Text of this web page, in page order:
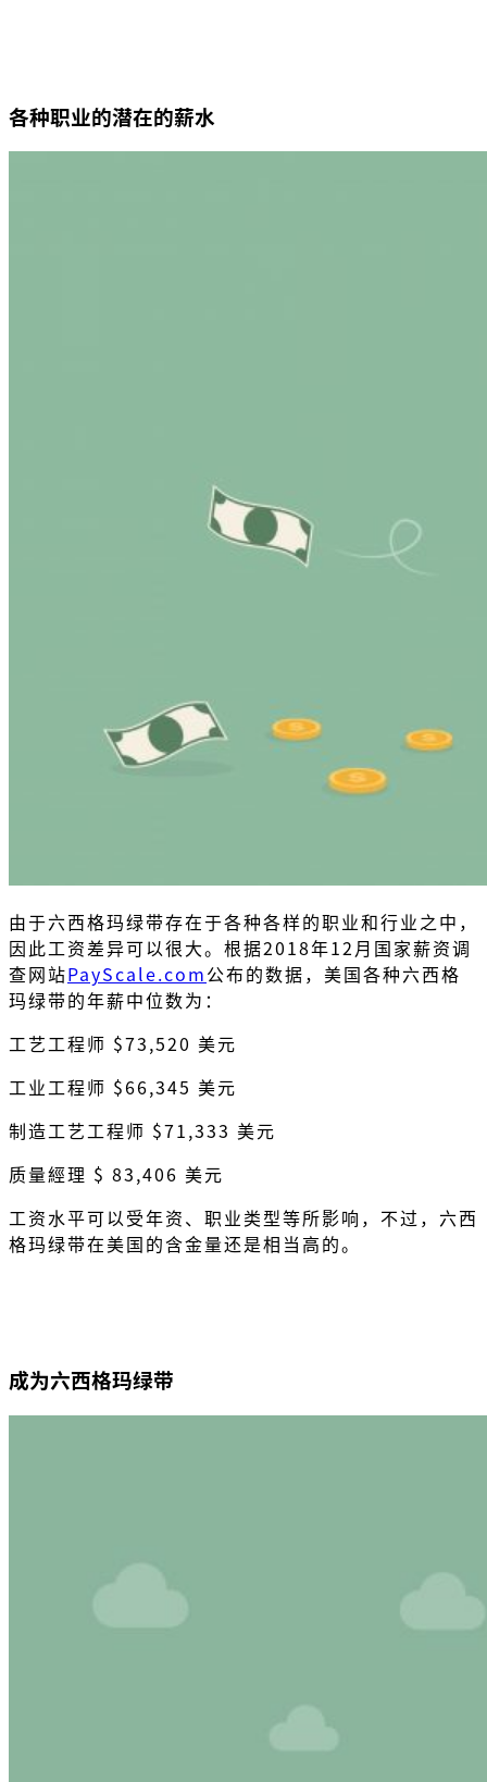
各种职业的潜在的薪水
由于六西格玛绿带存在于各种各样的职业和行业之中，
因此工资差异可以很大。根据2018年12月国家薪资调
查网站PayScale.com公布的数据，美国各种六西格
玛绿带的年薪中位数为：
工艺工程师 $73,520 美元
工业工程师 $66,345 美元
制造工艺工程师 $71,333 美元
质量經理 $ 83,406 美元
工资水平可以受年资、职业类型等所影响，不过，六西
格玛绿带在美国的含金量还是相当高的。
成为六西格玛绿带